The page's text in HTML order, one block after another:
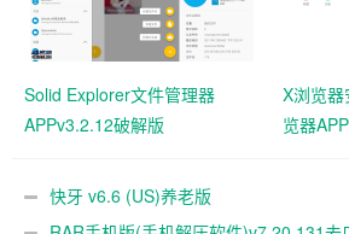
Solid Explorer文件管理器
APPv3.2.12破解版
X浏览
览器
快牙 v6.6 (US)养老版